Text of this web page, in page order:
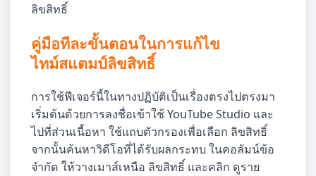
ลิขสิทธิ์
คู่มือทีละขั้นตอนในการแก้ไข
ไทม์สแตมป์ลิขสิทธิ์
การใช้ฟีเจอร์นี้ในทางปฏิบัติเป็นเรื่องตรงไปตรงมา
เริ่มต้นด้วยการลงชื่อเข้าใช้ YouTube Studio และ
ไปที่ส่วนเนื้อหา ใช้แถบตัวกรองเพื่อเลือก ลิขสิทธิ์
จากนั้นค้นหาวิดีโอที่ได้รับผลกระทบ ในคอลัมน์ข้อ
จำกัด ให้วางเมาส์เหนือ ลิขสิทธิ์ และคลิก ดูราย